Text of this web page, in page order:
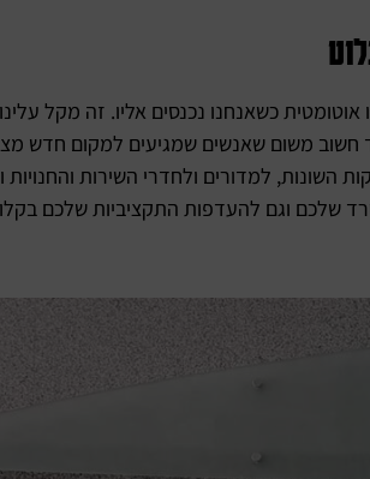
אוטומטית כשאנחנו נכנסים אליו. זה מקל
חשוב משום שאנשים שמגיעים למקום חדש
השונות, למדורים ולחדרי השירות
שלכם וגם להעדפות התקציביות שלכם